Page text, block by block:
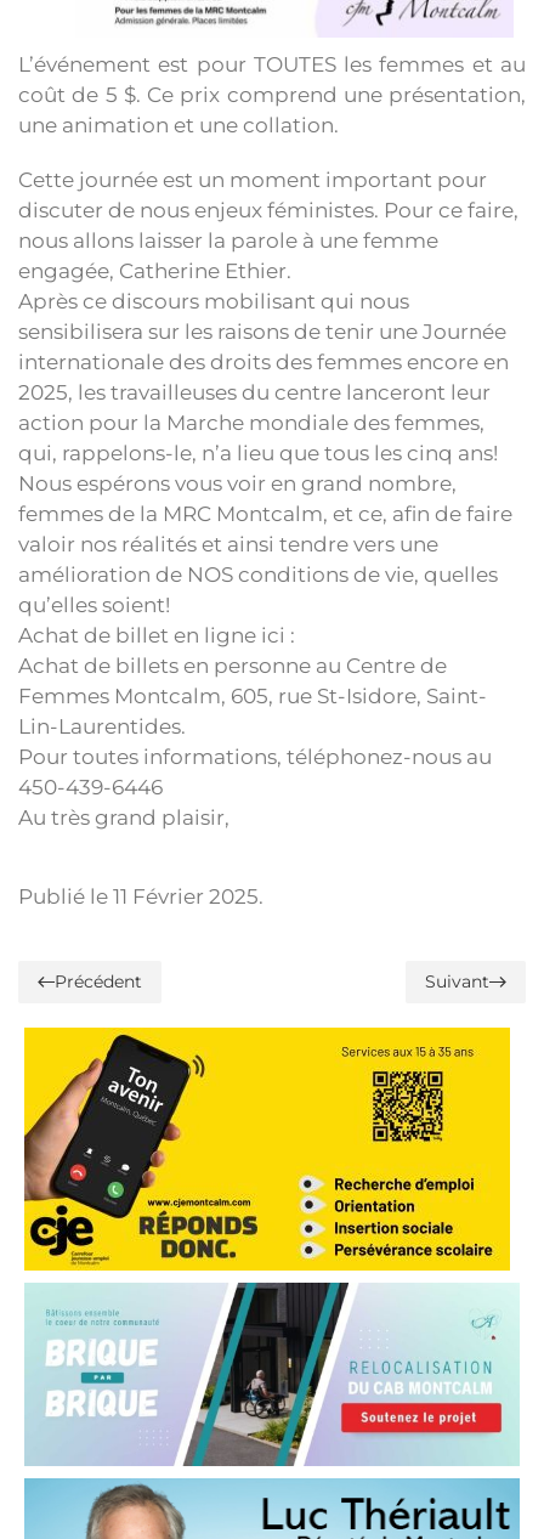
L’événement est pour TOUTES les femmes et au
coût de 5 $. Ce prix comprend une présentation,
une animation et une collation.
Cette journée est un moment important pour
discuter de nous enjeux féministes. Pour ce faire,
nous allons laisser la parole à une femme
engagée, Catherine Ethier.
Après ce discours mobilisant qui nous
sensibilisera sur les raisons de tenir une Journée
internationale des droits des femmes encore en
2025, les travailleuses du centre lanceront leur
action pour la Marche mondiale des femmes,
qui, rappelons-le, n’a lieu que tous les cinq ans!
Nous espérons vous voir en grand nombre,
femmes de la MRC Montcalm, et ce, afin de faire
valoir nos réalités et ainsi tendre vers une
amélioration de NOS conditions de vie, quelles
qu’elles soient!
Achat de billet en ligne ici :
Achat de billets en personne au Centre de
Femmes Montcalm, 605, rue St-Isidore, Saint-
Lin-Laurentides.
Pour toutes informations, téléphonez-nous au
450-439-6446
Au très grand plaisir,
Publié le 11 Février 2025.
Précédent Suivant